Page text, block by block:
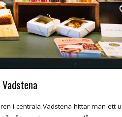
i centrala Vadstena hittar man ett